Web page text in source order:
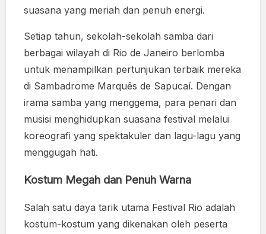
suasana yang meriah dan penuh energi.
Setiap tahun, sekolah-sekolah samba dari
berbagai wilayah di Rio de Janeiro berlomba
untuk menampilkan pertunjukan terbaik mereka
di Sambadrome Marquês de Sapucaí. Dengan
irama samba yang menggema, para penari dan
musisi menghidupkan suasana festival melalui
koreografi yang spektakuler dan lagu-lagu yang
menggugah hati.
Kostum Megah dan Penuh Warna
Salah satu daya tarik utama Festival Rio adalah
kostum-kostum yang dikenakan oleh peserta